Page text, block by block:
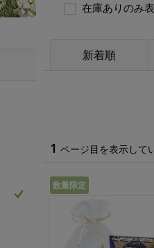
在庫ありのみ
新着順
1 ページ目を表示して
数量限定